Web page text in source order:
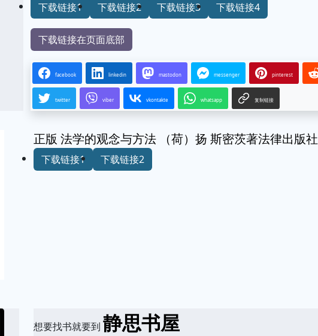
下载链接1 下载链接2 下载链接3 下载链接4
下载链接在页面底部
facebook linkedin mastodon messenger pinterest
twitter viber vkontakte whatsapp 复制链接
正版 法学的观念与方法 （荷）扬 斯密茨著法律出版社
下载链接1 下载链接2
想要找书就要到静思书屋